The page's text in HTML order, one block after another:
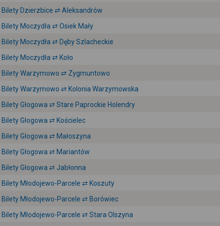
Bilety Dzierzbice ⇄ Aleksandrów
Bilety Moczydła ⇄ Osiek Mały
Bilety Moczydła ⇄ Dęby Szlacheckie
Bilety Moczydła ⇄ Koło
Bilety Warzymowo ⇄ Zygmuntowo
Bilety Warzymowo ⇄ Kolonia Warzymowska
Bilety Głogowa ⇄ Stare Paprockie Holendry
Bilety Głogowa ⇄ Kościelec
Bilety Głogowa ⇄ Małoszyna
Bilety Głogowa ⇄ Mariantów
Bilety Głogowa ⇄ Jabłonna
Bilety Młodojewo-Parcele ⇄ Koszuty
Bilety Młodojewo-Parcele ⇄ Borówiec
Bilety Młodojewo-Parcele ⇄ Stara Olszyna